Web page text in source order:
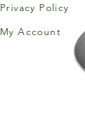
Privacy Policy
My Account